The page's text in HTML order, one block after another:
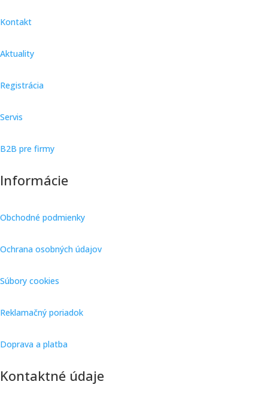
Kontakt
Aktuality
Registrácia
Servis
B2B pre firmy
Informácie
Obchodné podmienky
Ochrana osobných údajov
Súbory cookies
Reklamačný poriadok
Doprava a platba
Kontaktné údaje